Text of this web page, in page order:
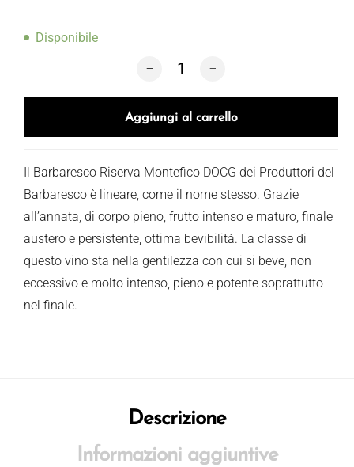
Disponibile
Produttori del Barbaresco Barbaresco
Aggiungi al carrello
Il Barbaresco Riserva Montefico DOCG dei Produttori del
Barbaresco è lineare, come il nome stesso. Grazie
all’annata, di corpo pieno, frutto intenso e maturo, finale
austero e persistente, ottima bevibilità. La classe di
questo vino sta nella gentilezza con cui si beve, non
eccessivo e molto intenso, pieno e potente soprattutto
nel finale.
Descrizione
Informazioni aggiuntive